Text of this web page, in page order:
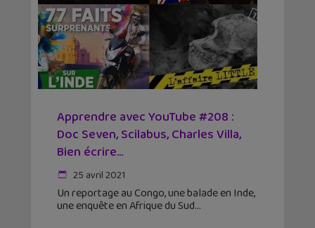
Apprendre avec YouTube #208 :
Doc Seven, Scilabus, Charles Villa,
Bien écrire…
25 avril 2021
Un reportage au Congo, une balade en Inde,
une enquête en Afrique du Sud